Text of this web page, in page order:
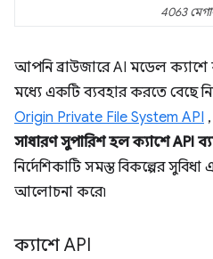
4063
আপনি ব্রাউজারে AI মডেল ক্যাশে
মধ্যে একটি ব্যবহার করতে বেছে
Origin Private File System API
সাধারণ সুপারিশ হল ক্যাশে API
নির্দেশিকাটি সমস্ত বিকল্পের
আলোচনা করে৷
ক্যাশে API